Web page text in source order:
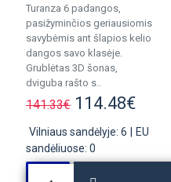
Turanza 6 padangos,
pasižyminčios geriausiomis
savybėmis ant šlapios kelio
dangos savo klasėje.
Grublėtas 3D šonas,
dviguba rašto s..
141.33€ 114.48€
Vilniaus sandėlyje: 6
EU
sandėliuose: 0